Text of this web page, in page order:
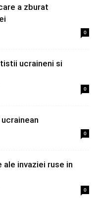
a zburat
0
ucraineni si
0
0
invaziei ruse in
0